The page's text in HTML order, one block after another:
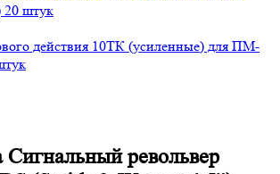
действия 10ТК (усиленные) для ПМ-
Сигнальный револьвер